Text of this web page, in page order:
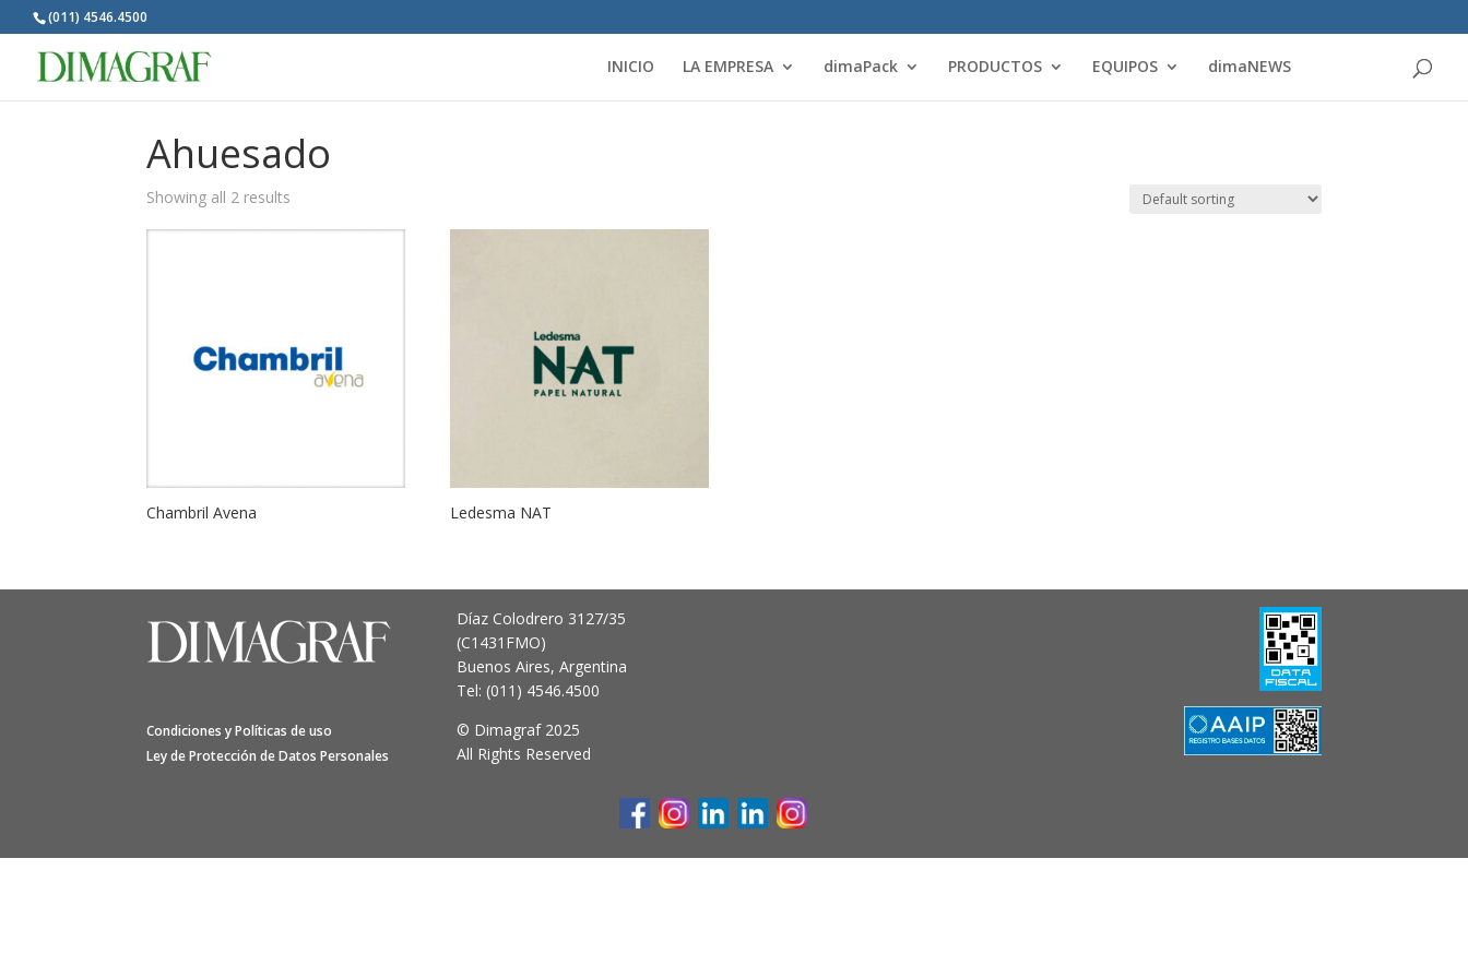
(011) 4546.4500
INICIO LA EMPRESA dimaPack PRODUCTOS EQUIPOS dimaNEWS
Products
Ahuesado
Showing all 2 results
Chambril Avena Ledesma NAT
Condiciones y Políticas de uso
Ley de Protección de Datos Personales
Díaz Colodrero 3127/35
(C1431FMO)
Buenos Aires, Argentina
Tel: (011) 4546.4500
© Dimagraf 2025
All Rights Reserved